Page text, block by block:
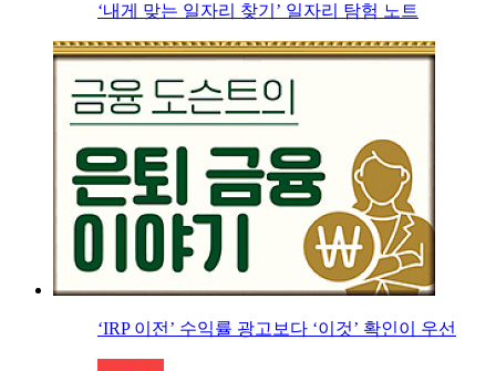
‘내게 맞는 일자리 찾기’ 일자리 탐험 노트
‘IRP 이전’ 수익률 광고보다 ‘이것’ 확인이 우선